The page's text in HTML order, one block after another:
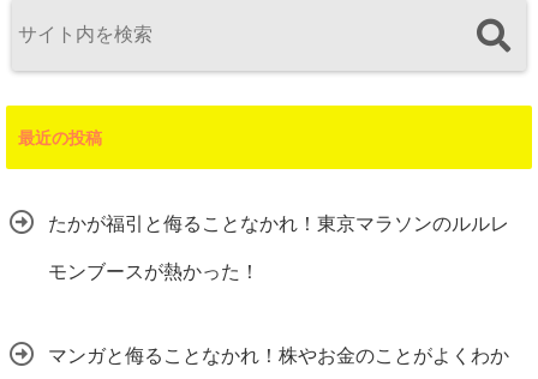
最近の投稿
たかが福引と侮ることなかれ！東京マラソンのルルレ
モンブースが熱かった！
マンガと侮ることなかれ！株やお金のことがよくわか